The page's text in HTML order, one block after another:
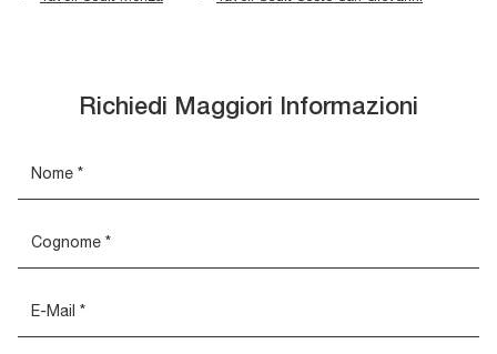
Richiedi Maggiori Informazioni